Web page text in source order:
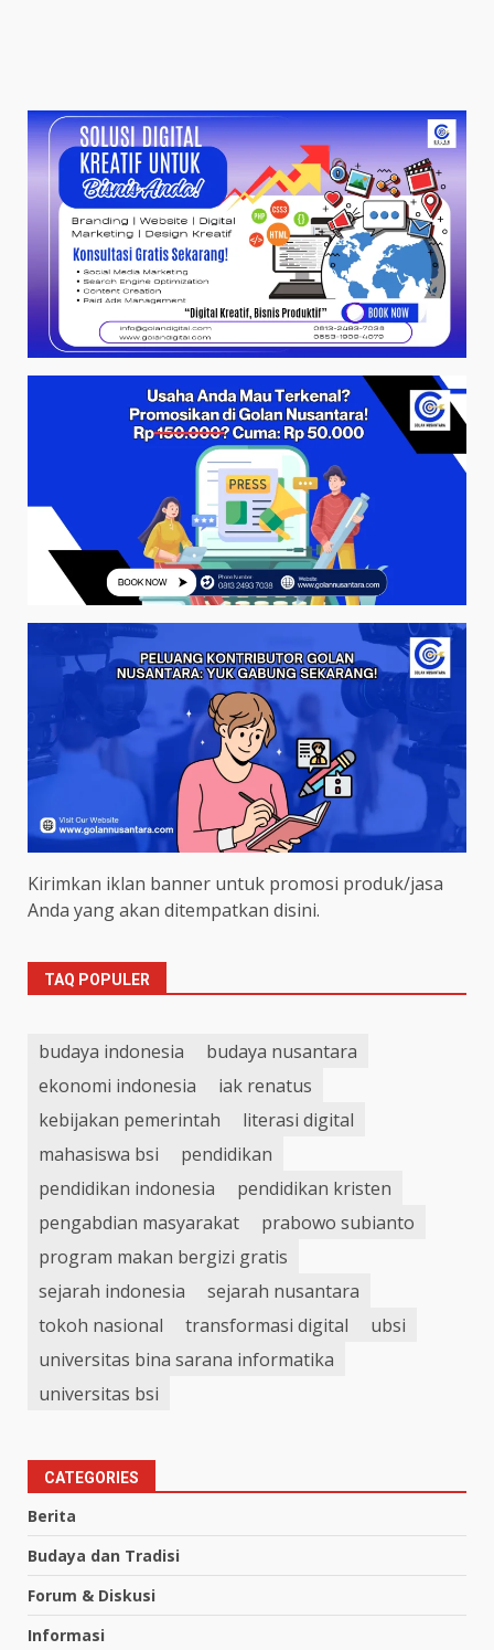
Kirimkan iklan banner untuk promosi produk/jasa
Anda yang akan ditempatkan disini.
TAQ POPULER
budaya indonesia
budaya nusantara
ekonomi indonesia
iak renatus
kebijakan pemerintah
literasi digital
mahasiswa bsi
pendidikan
pendidikan indonesia
pendidikan kristen
pengabdian masyarakat
prabowo subianto
program makan bergizi gratis
sejarah indonesia
sejarah nusantara
tokoh nasional
transformasi digital
ubsi
universitas bina sarana informatika
universitas bsi
CATEGORIES
Berita
Budaya dan Tradisi
Forum & Diskusi
Informasi